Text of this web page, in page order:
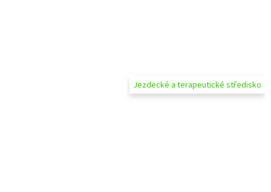
Jezdecké a terapeutické středisko